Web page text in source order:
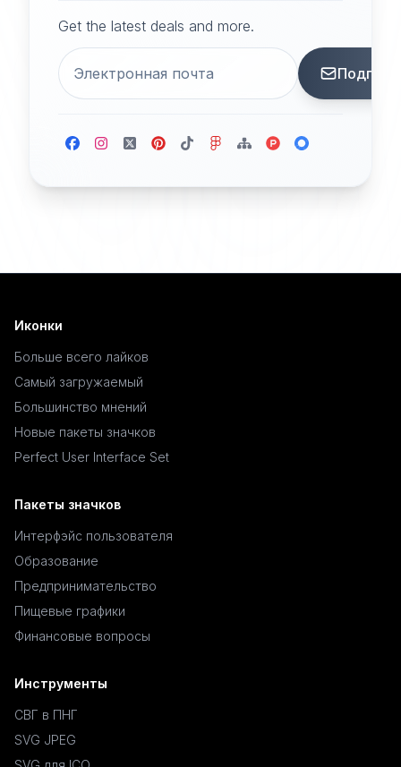
Get the latest deals and more.
Иконки
Больше всего лайков
Самый загружаемый
Большинство мнений
Новые пакеты значков
Perfect User Interface Set
Пакеты значков
Интерфэйс пользователя
Образование
Предпринимательство
Пищевые графики
Финансовые вопросы
Инструменты
СВГ в ПНГ
SVG JPEG